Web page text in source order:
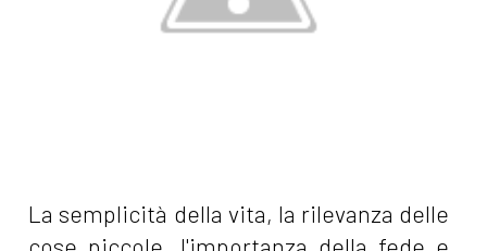
La semplicità della vita, la rilevanza delle